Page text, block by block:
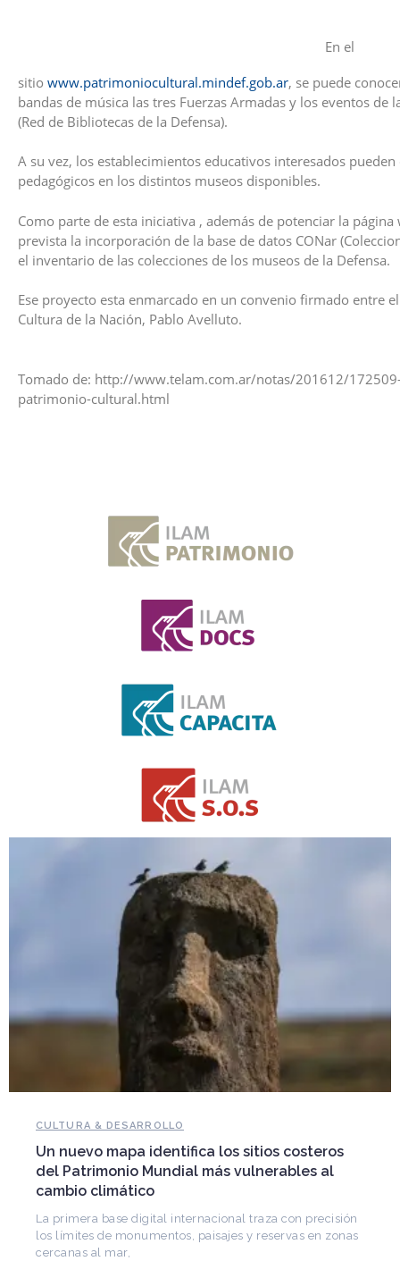
En el
sitio www.patrimoniocultural.mindef.gob.ar, se puede
bandas de música las tres Fuerzas Armadas y los eventos de
(Red de Bibliotecas de la Defensa).
A su vez, los establecimientos educativos interesados
pedagógicos en los distintos museos disponibles.
Como parte de esta iniciativa , además de potenciar la
prevista la incorporación de la base de datos CONar
el inventario de las colecciones de los museos de la Defensa.
Ese proyecto esta enmarcado en un convenio firmado entre
Cultura de la Nación, Pablo Avelluto.
Tomado de: http://www.telam.com.ar/notas/201612/
patrimonio-cultural.html
CULTURA & DESARROLLO
Un nuevo mapa identifica los sitios costeros
del Patrimonio Mundial más vulnerables al
cambio climático
La primera base digital internacional traza con precisión
los límites de monumentos, paisajes y reservas en zonas
cercanas al mar,